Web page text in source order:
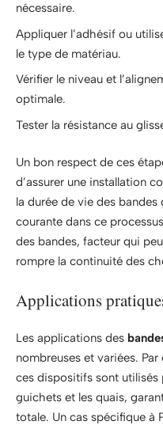
nécessaire.
Appliquer l’adhésif ou
le type de matériau.
Vérifier le niveau et
optimale.
Tester la résistance au
Un bon respect de ces
d’assurer une installation
la durée de vie des bandes
courante dans ce
des bandes, facteur qui
rompre la continuité des
Applications
Les applications des
nombreuses et variées. Par
ces dispositifs sont utilisés
guichets et les quais,
totale. Un cas spécifique à